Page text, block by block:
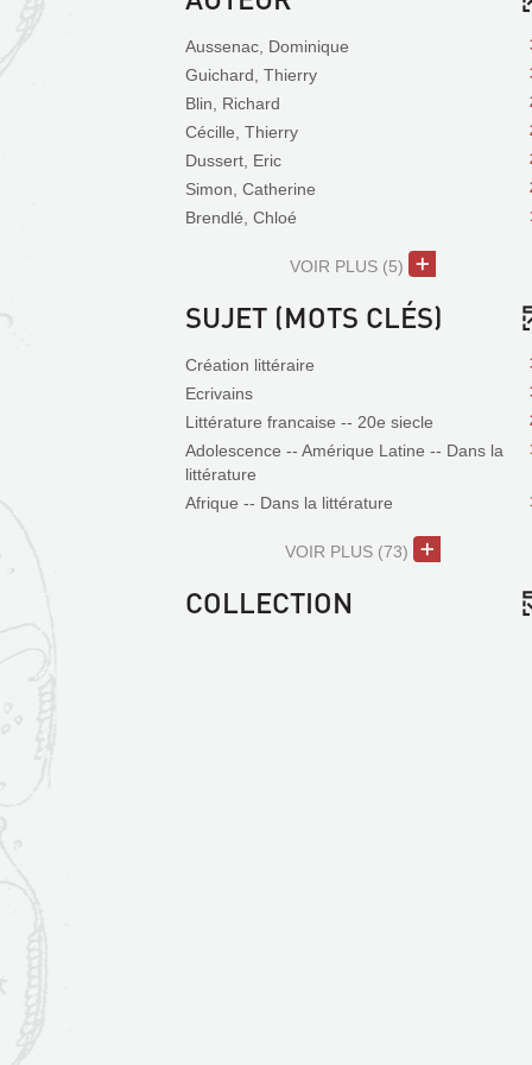
Aussenac, Dominique
Guichard, Thierry
Blin, Richard
Cécille, Thierry
Dussert, Eric
Simon, Catherine
Brendlé, Chloé
VOIR PLUS (5)
SUJET (MOTS CLÉS)
Création littéraire
Ecrivains
Littérature francaise -- 20e siecle
Adolescence -- Amérique Latine -- Dans la
littérature
Afrique -- Dans la littérature
VOIR PLUS (73)
COLLECTION